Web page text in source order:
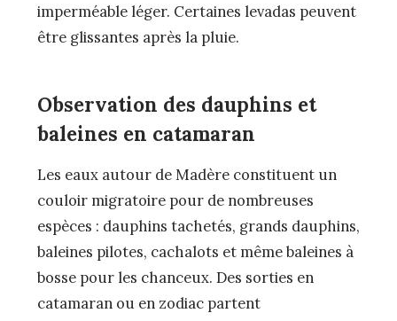
imperméable léger. Certaines levadas peuvent
être glissantes après la pluie.
Observation des dauphins et
baleines en catamaran
Les eaux autour de Madère constituent un
couloir migratoire pour de nombreuses
espèces : dauphins tachetés, grands dauphins,
baleines pilotes, cachalots et même baleines à
bosse pour les chanceux. Des sorties en
catamaran ou en zodiac partent